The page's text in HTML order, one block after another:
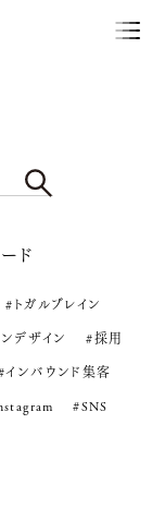
ド
#トガルブレイン
デザイン #採用
インバウンド集客
#SNS